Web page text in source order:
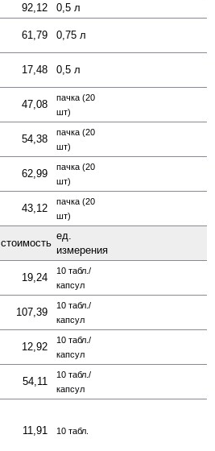
92,12
0,5 л
61,79 0,75 л
17,48 0,5 л
47,08
пачка (20
шт)
54,38
пачка (20
шт)
62,99
пачка (20
шт)
43,12
пачка (20
шт)
стоимость
ед.
измерения
19,24
10 табл./
капсул
107,39
10 табл./
капсул
12,92
10 табл./
капсул
54,11
10 табл./
капсул
11,91 10 табл.